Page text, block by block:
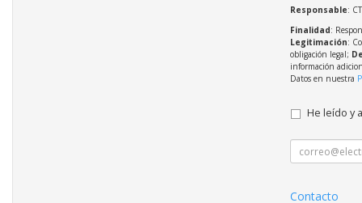
Responsable:
Finalidad:
Legitimación:
obligación legal;
información
Datos en nuestra
He leído y
Contacto